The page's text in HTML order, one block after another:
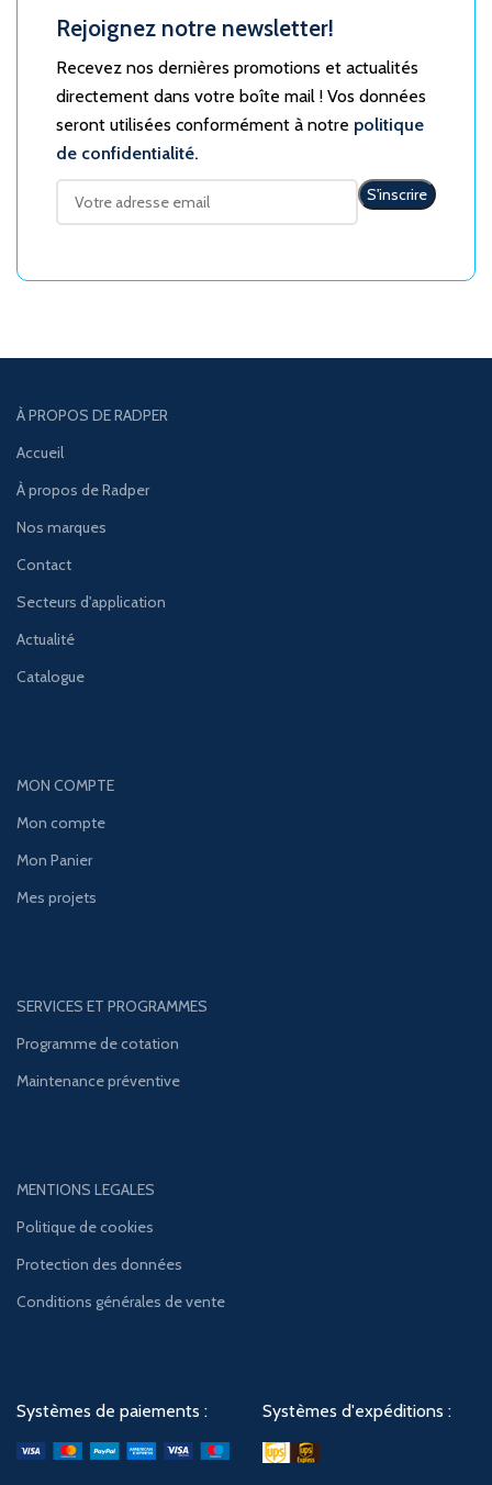
Rejoignez notre newsletter!
Recevez nos dernières promotions et actualités
directement dans votre boîte mail ! Vos données
seront utilisées conformément à notre politique
de confidentialité.
À PROPOS DE RADPER
Accueil
À propos de Radper
Nos marques
Contact
Secteurs d'application
Actualité
Catalogue
MON COMPTE
Mon compte
Mon Panier
Mes projets
SERVICES ET PROGRAMMES
Programme de cotation
Maintenance préventive
MENTIONS LEGALES
Politique de cookies
Protection des données
Conditions générales de vente
Systèmes de paiements : Systèmes d'expéditions :